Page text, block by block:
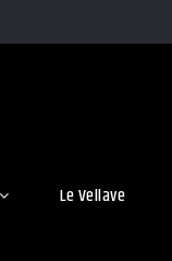
Le Vellave